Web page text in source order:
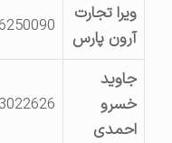
ویرا تجارت
آرون پارس
6136250090
جاوید
خسرو
احمدی
9023022626